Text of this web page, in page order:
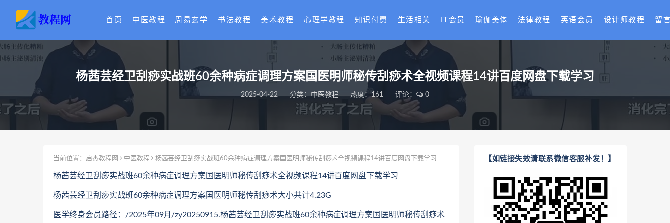
首页 中医教程 周易玄学 书法教程 美术教程 心理学教程 知识付费 生活相关 IT会员 瑜伽美体 法律教程 英语会员 设计师教程 留
杨茜芸经卫刮痧实战班60余种‮症病‬调理方案国医明师‮传秘‬刮痧术全视频课程14讲百度网盘下载学习
2025-04-22 分类：中医教程 热度：161 评论： 0
当前位置： 启杰教程网 中医教程 杨茜芸经卫刮痧实战班60余种‮症病‬调理方案国医明师‮传秘‬刮痧术全视频课程14讲百度网盘下载学习
杨茜芸经卫刮痧实战班60余种‮症病‬调理方案国医明师‮传秘‬刮痧术全视频课程14讲百度网盘下载学习
杨茜芸经卫刮痧实战班60余种‮症病‬调理方案国医明师‮传秘‬刮痧术大小共计4.23G
医学终身会员路径：/2025年09月/zy20250915. 杨茜芸经卫刮痧实战班60余种‮症病‬调理方案国医明师‮传秘‬刮痧术
【如链接失效请联系微信客服补发！】